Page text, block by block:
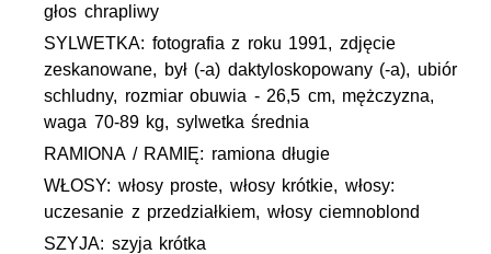
głos chrapliwy
SYLWETKA: fotografia z roku 1991, zdjęcie
zeskanowane, był (-a) daktyloskopowany (-a), ubiór
schludny, rozmiar obuwia - 26,5 cm, mężczyzna,
waga 70-89 kg, sylwetka średnia
RAMIONA / RAMIĘ: ramiona długie
WŁOSY: włosy proste, włosy krótkie, włosy:
uczesanie z przedziałkiem, włosy ciemnoblond
SZYJA: szyja krótka